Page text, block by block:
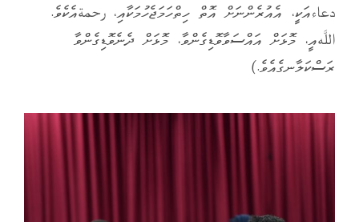
دعاءއަކީ، އެއުރެންނަށް އޮތް ހިތްހަމަޖެހުމަކާއި، رحمةއެކެވެ.
اللَّهއީ، މޮޅަށް އައްސަވާވޮޑިގެންވާ، މޮޅަށް ދެނެވޮޑިގެންވާ
ރަސްކަލާނގެއެވެ.)